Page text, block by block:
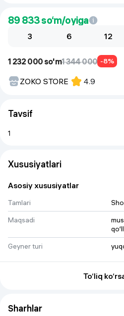
89 833so‘m/oyiga
3 6 12
1 232 000 so'm1 344 000 -8%
ZOKO STORE 4.9
Tavsif
1
Xususiyatlari
Asosiy xususiyatlar
Tamlari
Maqsadi
Geyner turi
Qadoq turi
To‘liq
Sharhlar